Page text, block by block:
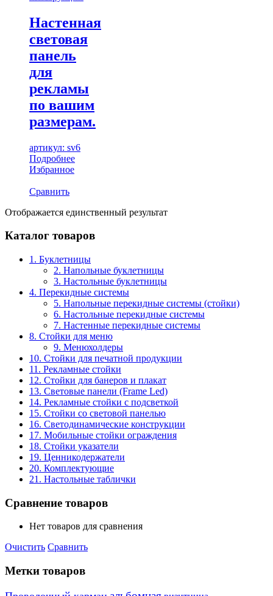
Настенная
световая
панель
для
рекламы
по вашим
размерам.
артикул: sv6
Подробнее
Избранное
Сравнить
Отображается единственный результат
Каталог товаров
1. Буклетницы
2. Напольные буклетницы
3. Настольные буклетницы
4. Перекидные системы
5. Напольные перекидные системы (стойки)
6. Настольные перекидные системы
7. Настенные перекидные системы
8. Стойки для меню
9. Менюхолдеры
10. Стойки для печатной продукции
11. Рекламные стойки
12. Стойки для банеров и плакат
13. Световые панели (Frame Led)
14. Рекламные стойки с подсветкой
15. Стойки со световой панелью
16. Светодинамические конструкции
17. Мобильные стойки ограждения
18. Стойки указатели
19. Ценникодержатели
20. Комплектующие
21. Настольные таблички
Сравнение товаров
Нет товаров для сравнения
Очистить Сравнить
Метки товаров